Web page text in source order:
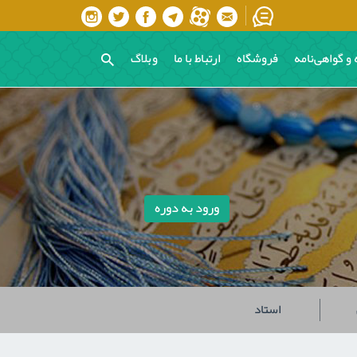
و گواهی‌نامه فروشگاه ارتباط با ما وبلاگ
ورود به دوره
استاد